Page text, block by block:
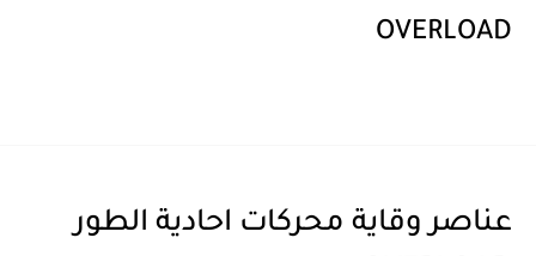
OVERLOAD
عناصر وقاية محركات احادية الطور